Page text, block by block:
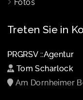
Fotos
Treten Sie in
PRGRSV ::Agentur
Tom Scharlock
Am Dornheimer